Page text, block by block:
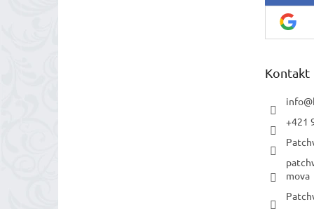
Kontakt
info@
+421
mova